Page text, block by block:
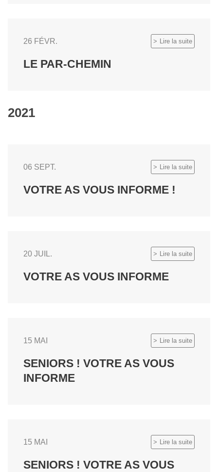
Lire la suite
26 FÉVR.
LE PAR-CHEMIN
2021
Lire la suite
06 SEPT.
VOTRE AS VOUS INFORME !
Lire la suite
20 JUIL.
VOTRE AS VOUS INFORME
Lire la suite
15 MAI
SENIORS ! VOTRE AS VOUS
INFORME
Lire la suite
15 MAI
SENIORS ! VOTRE AS VOUS